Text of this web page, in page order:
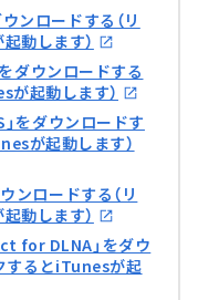
ンロードする（リ
動します）
ダウンロードする
が起動します）
をダウンロードす
が起動します）
ンロードする（リ
動します）
for DLNA」をダウ
するとiTunesが起